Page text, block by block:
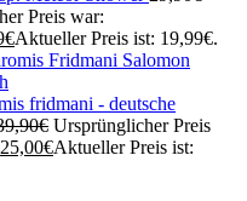
Preis war:
€Aktueller Preis ist: 19,99€.
fridmani - deutsche
€ Ursprünglicher Preis
25,00€Aktueller Preis ist: